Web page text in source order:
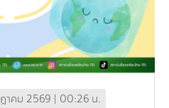
าคม 2569 | 00:26 น.